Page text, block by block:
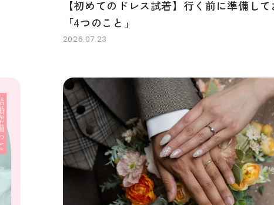
【初めてのドレス試着】行く前に準備し
「4つのこと」
2026.07.23